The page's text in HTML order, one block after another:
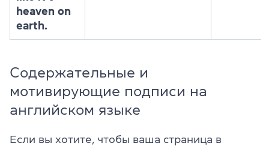
heaven on
earth.
Содержательные и
мотивирующие подписи на
английском языке
Если вы хотите, чтобы ваша страница в